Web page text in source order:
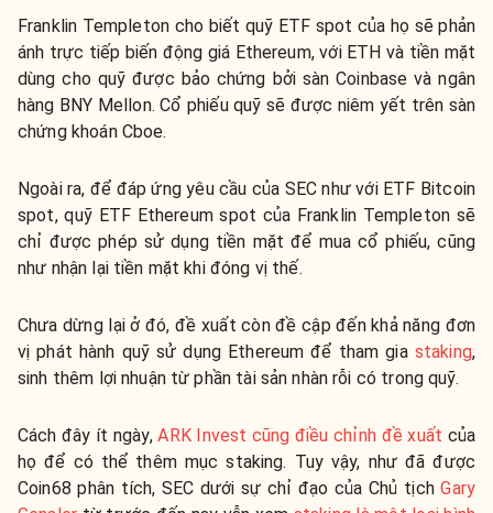
Franklin Templeton cho biết quỹ ETF spot của họ sẽ phản
ánh trực tiếp biến động giá Ethereum, với ETH và tiền mặt
dùng cho quỹ được bảo chứng bởi sàn Coinbase và ngân
hàng BNY Mellon. Cổ phiếu quỹ sẽ được niêm yết trên sàn
chứng khoán Cboe.
Ngoài ra, để đáp ứng yêu cầu của SEC như với ETF Bitcoin
spot, quỹ ETF Ethereum spot của Franklin Templeton sẽ
chỉ được phép sử dụng tiền mặt để mua cổ phiếu, cũng
như nhận lại tiền mặt khi đóng vị thế.
Chưa dừng lại ở đó, đề xuất còn đề cập đến khả năng đơn
vị phát hành quỹ sử dụng Ethereum để tham gia staking,
sinh thêm lợi nhuận từ phần tài sản nhàn rỗi có trong quỹ.
Cách đây ít ngày,ARK Invest cũng điều chỉnh đề xuất của
họ để có thể thêm mục staking. Tuy vậy, như đã được
Coin68 phân tích, SEC dưới sự chỉ đạo của Chủ tịchGary